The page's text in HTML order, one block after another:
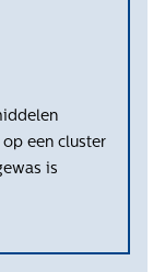
een cluster
is